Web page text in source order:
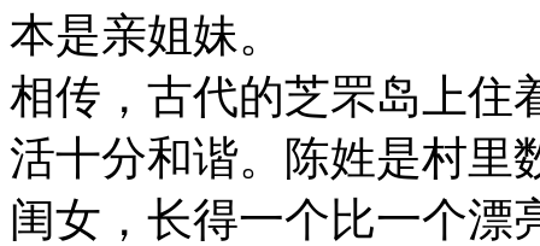
本是亲姐妹。
相传，古代的芝罘岛上住
活十分和谐。陈姓是村里
闺女，长得一个比一个漂